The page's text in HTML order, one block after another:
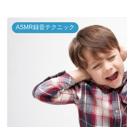
ASMR録音テクニック